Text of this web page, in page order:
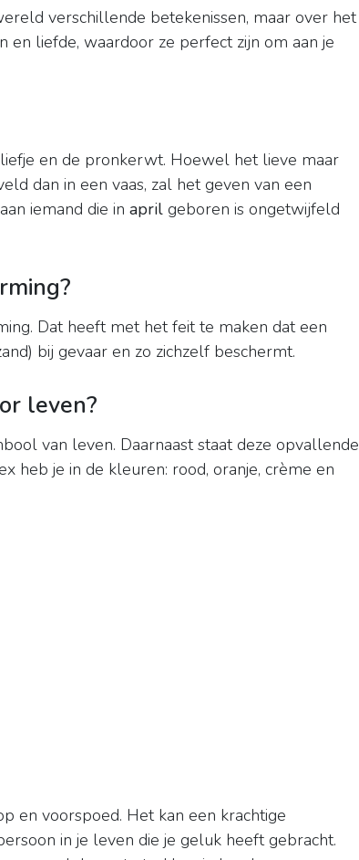
verschillende betekenissen, maar over het
liefde, waardoor ze perfect zijn om aan je
en de pronkerwt. Hoewel het lieve maar
dan in een vaas, zal het geven van een
iemand die in april geboren is ongetwijfeld
Dat heeft met het feit te maken dat een
bij gevaar en zo zichzelf beschermt.
leven?
van leven. Daarnaast staat deze opvallende
heb je in de kleuren: rood, oranje, crème en
en voorspoed. Het kan een krachtige
in je leven die je geluk heeft gebracht.